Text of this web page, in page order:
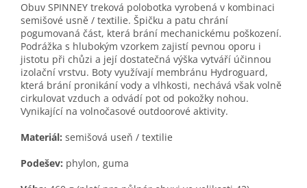
Obuv SPINNEY treková polobotka vyrobená v kombinaci
semišové usně / textilie. Špičku a patu chrání
pogumovaná část, která brání mechanickému poškození.
Podrážka s hlubokým vzorkem zajistí pevnou oporu i
jistotu při chůzi a její dostatečná výška vytváří účinnou
izolační vrstvu. Boty využívají membránu Hydroguard,
která brání pronikání vody a vlhkosti, nechává však volně
cirkulovat vzduch a odvádí pot od pokožky nohou.
Vynikající na volnočasové outdoorové aktivity.
Materiál: semišová useň / textilie
Podešev: phylon, guma